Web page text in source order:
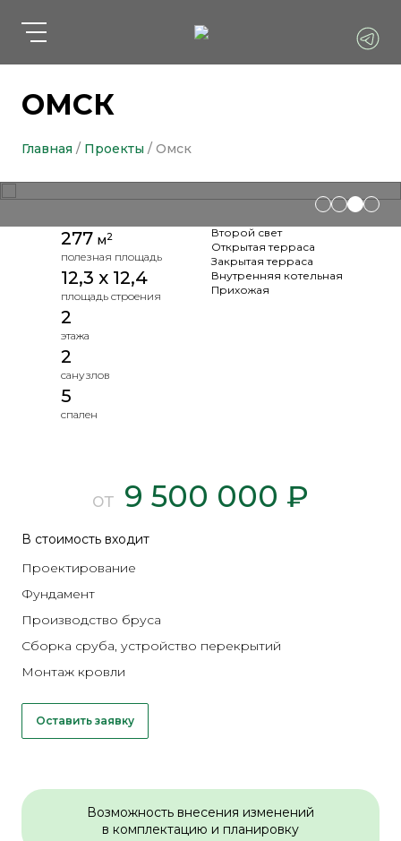
ОМСК
Главная / Проекты / Омск
277 м2
полезная площадь
12,3 х 12,4
площадь строения
2
этажа
2
санузлов
5
спален
Второй свет
Открытая терраса
Закрытая терраса
Внутренняя котельная
Прихожая
от 9 500 000 ₽
В стоимость входит
Проектирование
Фундамент
Производство бруса
Сборка сруба, устройство перекрытий
Монтаж кровли
Оставить заявку
Возможность внесения изменений
в комплектацию и планировку